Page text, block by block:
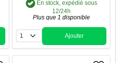
En stock, expédié sous
12/24h
Plus que 1 disponible
Quantité
Ajouter